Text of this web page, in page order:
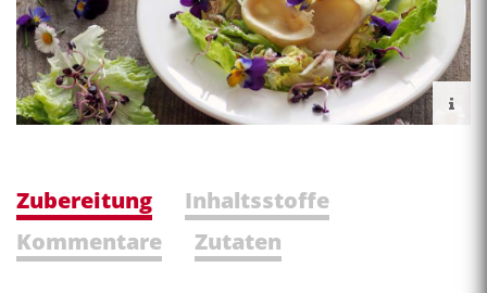
Zubereitung
Inhaltsstoffe
Kommentare
Zutaten